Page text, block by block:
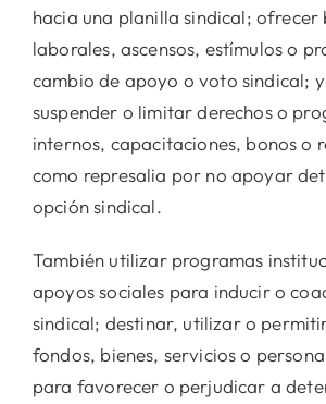
hacia una planilla sindical; ofrecer
laborales, ascensos, estímulos o
cambio de apoyo o voto sindical;
suspender o limitar derechos o
internos, capacitaciones, bonos o
como represalia por no apoyar
opción sindical.
También utilizar programas
apoyos sociales para inducir o
sindical; destinar, utilizar o
fondos, bienes, servicios o
para favorecer o perjudicar a